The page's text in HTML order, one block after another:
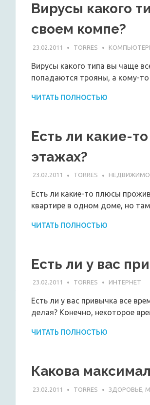
Вирусы какого
своем компе?
23.02.2011 TORRES
Вирусы какого типа вы чаще
попадаются трояны, а кому-
ЧИТАТЬ ПОЛНОСТЬЮ
Есть ли какие-
этажах?
23.02.2011 TORRES
Есть ли какие-то плюсы
квартире в одном доме, но
ЧИТАТЬ ПОЛНОСТЬЮ
Есть ли у вас
23.02.2011 TORRES ИНТЕРНЕТ
Есть ли у вас привычка все
делая? Конечно, некоторое
ЧИТАТЬ ПОЛНОСТЬЮ
Какова
23.02.2011 TORRES ЗДОРОВЬЕ,